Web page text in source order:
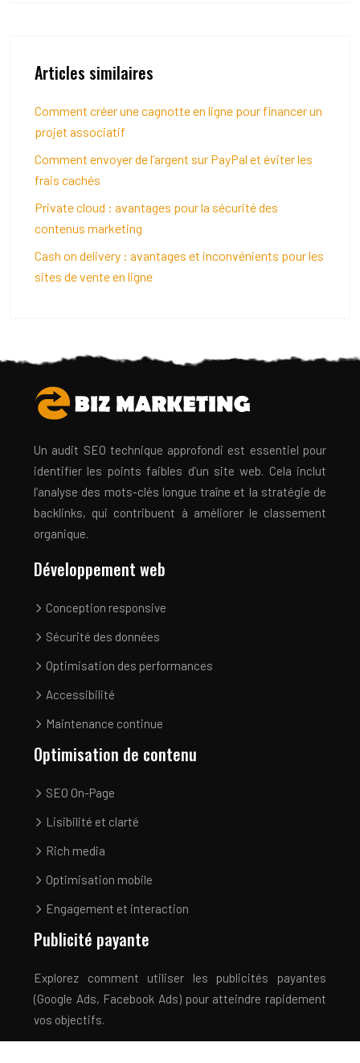
Articles similaires
Comment créer une cagnotte en ligne pour financer un
projet associatif
Comment envoyer de l’argent sur PayPal et éviter les
frais cachés
Private cloud : avantages pour la sécurité des
contenus marketing
Cash on delivery : avantages et inconvénients pour les
sites de vente en ligne
Un audit SEO technique approfondi est essentiel pour
identifier les points faibles d’un site web. Cela inclut
l’analyse des mots-clés longue traîne et la stratégie de
backlinks, qui contribuent à améliorer le classement
organique.
Développement web
Conception responsive
Sécurité des données
Optimisation des performances
Accessibilité
Maintenance continue
Optimisation de contenu
SEO On-Page
Lisibilité et clarté
Rich media
Optimisation mobile
Engagement et interaction
Publicité payante
Explorez comment utiliser les publicités payantes
(Google Ads, Facebook Ads) pour atteindre rapidement
vos objectifs.